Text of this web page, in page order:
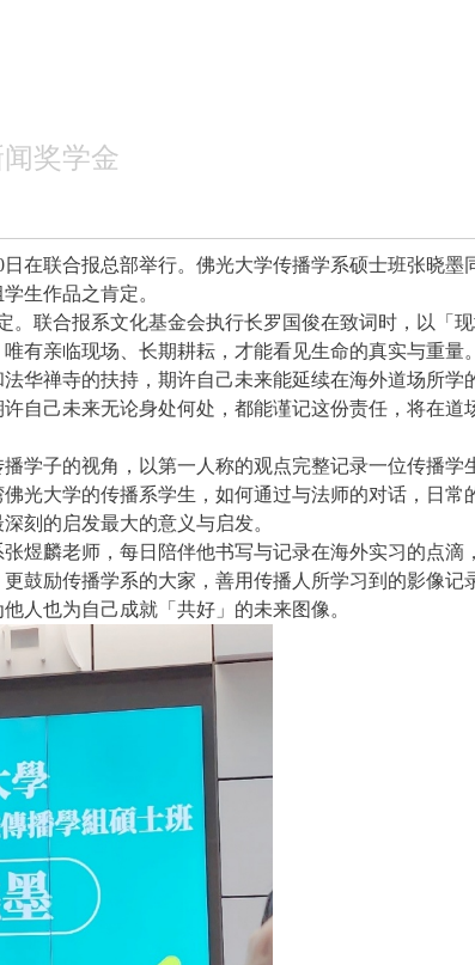
奖学金
在联合报总部举行。佛光大学传播学系硕士班张晓墨
生作品之肯定。
联合报系文化基金会执行长罗国俊在致词时，以「
有亲临现场、长期耕耘，才能看见生命的真实与重量。
华禅寺的扶持，期许自己未来能延续在海外道场所学
自己未来无论身处何处，都能谨记这份责任，将在道
学子的视角，以第一人称的观点完整记录一位传播学
光大学的传播系学生，如何通过与法师的对话，日常
刻的启发最大的意义与启发。
煜麟老师，每日陪伴他书写与记录在海外实习的点滴
鼓励传播学系的大家，善用传播人所学习到的影像记
人也为自己成就「共好」的未来图像。